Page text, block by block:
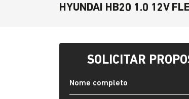
HYUNDAI HB20 1.0 12V
SOLICITAR